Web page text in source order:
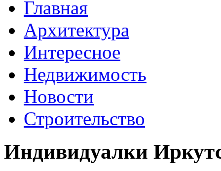
Главная
Архитектура
Интересное
Недвижимость
Новости
Строительство
Индивидуалки